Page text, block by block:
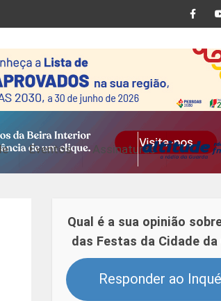
Eventos Assinaturas
Qual é a sua opinião
das Festas da Cidade da
Responder ao